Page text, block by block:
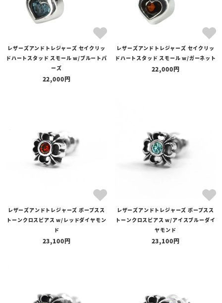
レザーズアンドトレジャーズ セイクリッ
ドハートスタッド スモール w/ブルートパ
ーズ
22,000
レザーズアンドトレジャーズ セイクリッ
ドハートスタッド スモール w/ガーネット
22,000
レザーズアンドトレジャーズ ポープスス
トーンクロスピアス w/レッドダイヤモン
ド
23,100
レザーズアンドトレジャーズ ポープスス
トーンクロスピアス w/アイスブルーダイ
ヤモンド
23,100